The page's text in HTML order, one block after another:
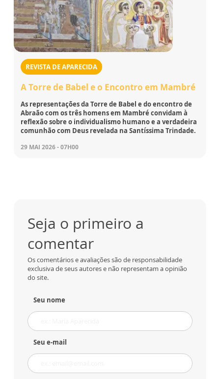
REVISTA DE APARECIDA
A Torre de Babel e o Encontro em Mambré
As representações da Torre de Babel e do encontro de
Abraão com os três homens em Mambré convidam à
reflexão sobre o individualismo humano e a verdadeira
comunhão com Deus revelada na Santíssima Trindade.
29 MAI 2026 - 07H00
Seja o primeiro a
comentar
Os comentários e avaliações são de responsabilidade
exclusiva de seus autores e não representam a opinião
do site.
Seu nome
Seu e-mail